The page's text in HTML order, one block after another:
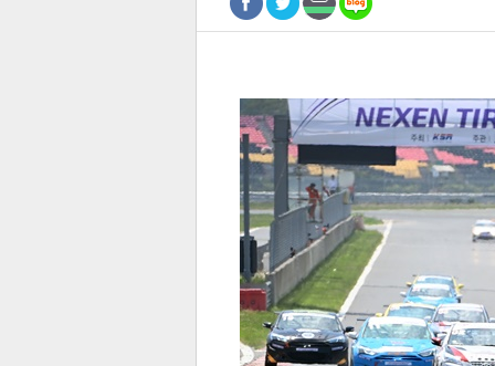
로그 즐겨찾기
많이 본 뉴스 최신 뉴스 연예
0